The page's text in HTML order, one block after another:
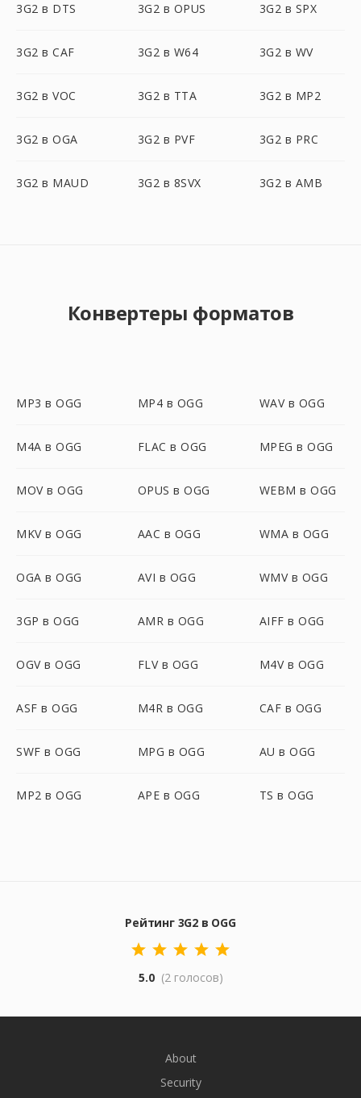
3G2 в DTS 3G2 в OPUS 3G2 в SPX
3G2 в CAF 3G2 в W64 3G2 в WV
3G2 в VOC 3G2 в TTA 3G2 в MP2
3G2 в OGA 3G2 в PVF 3G2 в PRC
3G2 в MAUD 3G2 в 8SVX 3G2 в AMB
Конвертеры форматов
MP3 в OGG MP4 в OGG WAV в OGG
M4A в OGG FLAC в OGG MPEG в OGG
MOV в OGG OPUS в OGG WEBM в OGG
MKV в OGG AAC в OGG WMA в OGG
OGA в OGG AVI в OGG WMV в OGG
3GP в OGG AMR в OGG AIFF в OGG
OGV в OGG FLV в OGG M4V в OGG
ASF в OGG M4R в OGG CAF в OGG
SWF в OGG MPG в OGG AU в OGG
MP2 в OGG APE в OGG TS в OGG
Рейтинг 3G2 в OGG
5.0 (2 голосов)
About
Security